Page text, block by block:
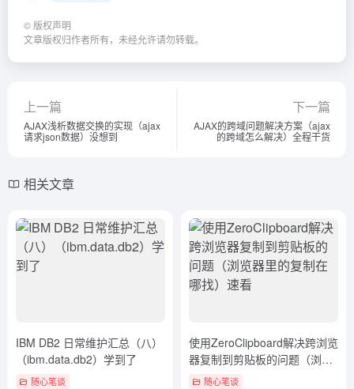
© 版权声明
文章版权归作者所有，未经允许请勿转载。
上一篇
AJAX浅析数据交换的实现（ajax
请求json数据）没想到
下一篇
AJAX的跨域问题解决方案（ajax
的跨域怎么解决）全程干货
相关文章
IBM DB2 日常维护汇总（八）
（ibm.data.db2）学到了
随心笔谈
使用ZeroClipboard解决跨浏览
器复制到剪贴板的问题（浏览
器里的复制在哪找）速看
随心笔谈